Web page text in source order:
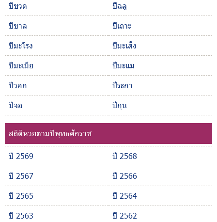
ปีชวด
ปีฉลู
ปีขาล
ปีเถาะ
ปีมะโรง
ปีมะเส็ง
ปีมะเมีย
ปีมะแม
ปีวอก
ปีระกา
ปีจอ
ปีกุน
สถิติหวยตามปีพุทธศักราช
ปี 2569
ปี 2568
ปี 2567
ปี 2566
ปี 2565
ปี 2564
ปี 2563
ปี 2562